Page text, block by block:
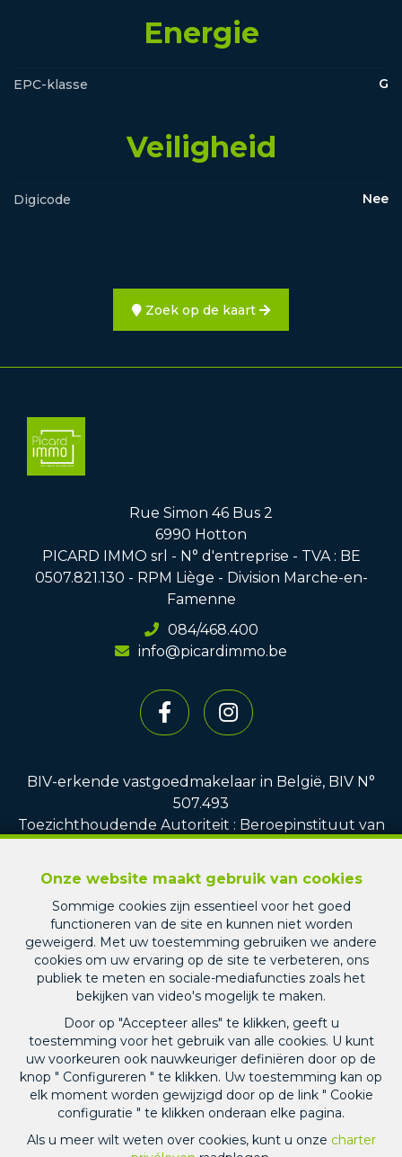
Energie
EPC-klasse G
Veiligheid
Digicode Nee
Zoek op de kaart
Onze website maakt gebruik van cookies
Sommige cookies zijn essentieel voor het goed
functioneren van de site en kunnen niet worden
geweigerd. Met uw toestemming gebruiken we andere
cookies om uw ervaring op de site te verbeteren, ons
publiek te meten en sociale-mediafuncties zoals het
bekijken van video's mogelijk te maken.
Door op "Accepteer alles" te klikken, geeft u
toestemming voor het gebruik van alle cookies. U kunt
uw voorkeuren ook nauwkeuriger definiëren door op de
knop " Configureren " te klikken. Uw toestemming kan op
elk moment worden gewijzigd door op de link " Cookie
configuratie " te klikken onderaan elke pagina.
Als u meer wilt weten over cookies, kunt u onze charter
Rue Simon 46 Bus 2
6990 Hotton
PICARD IMMO srl - N° d'entreprise - TVA : BE
0507.821.130 - RPM Liège - Division Marche-en-
Famenne
084/468.400
info@picardimmo.be
BIV-erkende vastgoedmakelaar in België, BIV N°
507.493
Toezichthoudende Autoriteit : Beroepinstituut van
Brussel (+32 2 505 38 50 - info@biv.be) -
www.biv.be
Deontologische code
BA en borgstelling via NV AXA Belgium, Troonplein
1, 1000 Brussel (polisnr. 010.730.390.160) Dekking
geldt voor activiteiten die in België worden
uitgevoerd
Responsable en charge du RGPD et du respect de
la loi sur le blanchiment d’argent au sein de la srl
PICARD IMMO : Monsieur Jean-Christophe PICARD
Algemene gebruiksvoorwaarden van de website
Charter privéleven